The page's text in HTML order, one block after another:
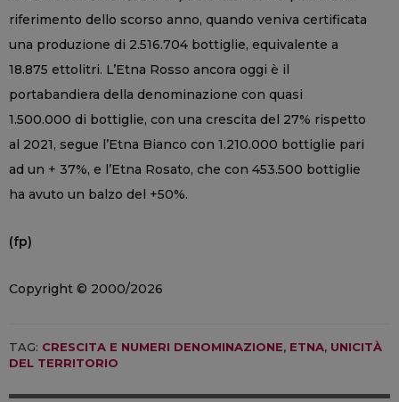
riferimento dello scorso anno, quando veniva certificata
una produzione di 2.516.704 bottiglie, equivalente a
18.875 ettolitri. L’Etna Rosso ancora oggi è il
portabandiera della denominazione con quasi
1.500.000 di bottiglie, con una crescita del 27% rispetto
al 2021, segue l’Etna Bianco con 1.210.000 bottiglie pari
ad un + 37%, e l’Etna Rosato, che con 453.500 bottiglie
ha avuto un balzo del +50%.
(fp)
Copyright © 2000/2026
TAG: CRESCITA E NUMERI DENOMINAZIONE, ETNA, UNICITÀ
DEL TERRITORIO